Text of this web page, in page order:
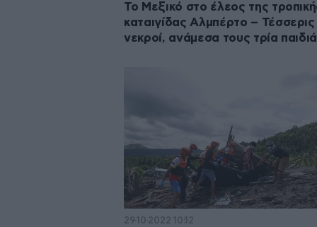
Το Μεξικό στο έλεος της
καταιγίδας Αλμπέρτο – Τέσσερις
νεκροί, ανάμεσα τους τρία παιδιά
29·10·2022 10:12